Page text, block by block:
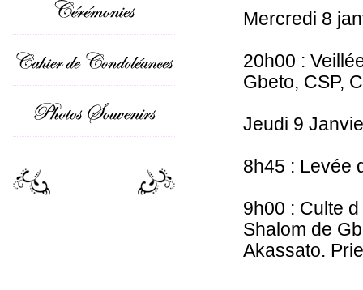
Mercredi 8
20h00 :
Gbeto, CSP,
Jeudi 9
8h45 : Levée
9h00 : Culte
Shalom de
Akassato.